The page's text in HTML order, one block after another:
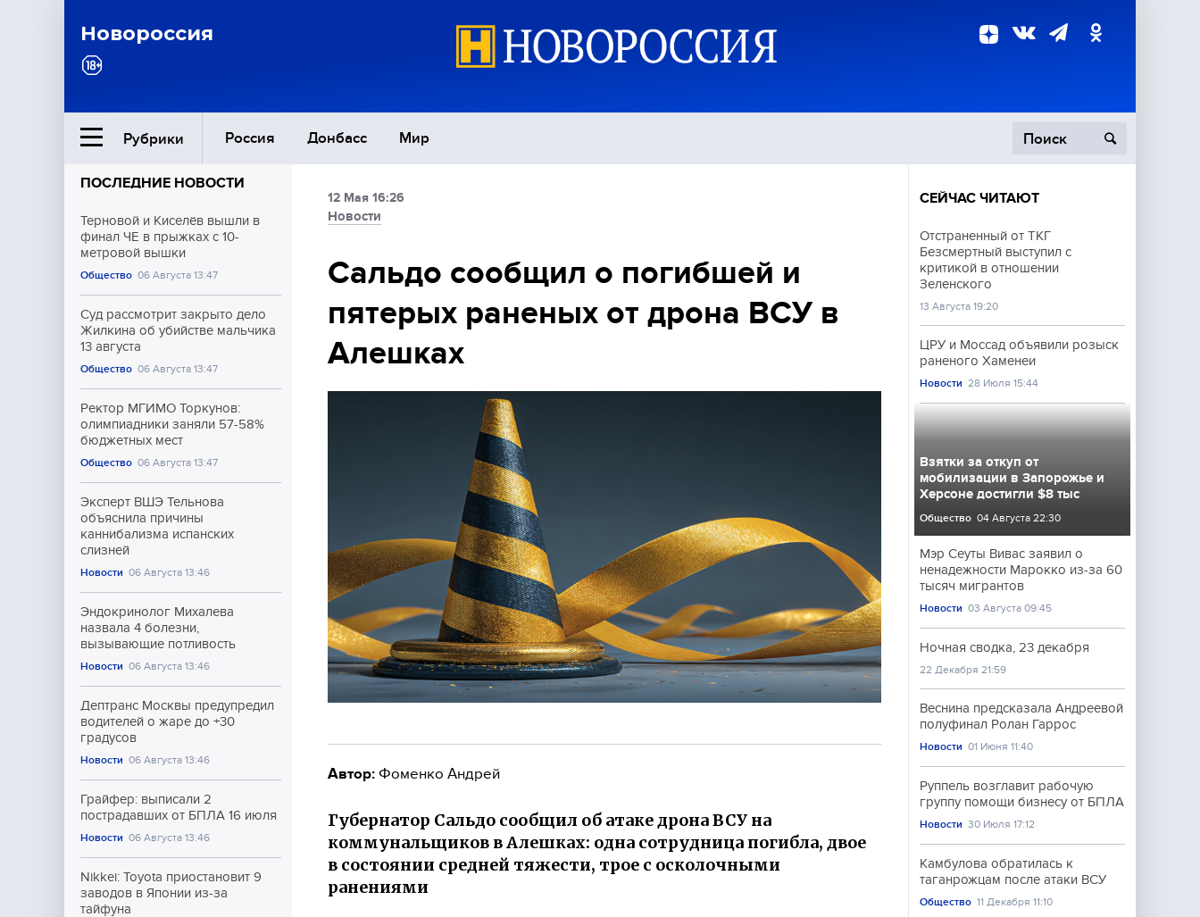
Новороссия
Рубрики Россия Донбасс Мир
Ближний Восток
Общество
Экономика
Происшествия
Культура
Спорт
ПОСЛЕДНИЕ НОВОСТИ
Терновой и Киселёв вышли в
финал ЧЕ в прыжках с 10-
метровой вышки
Общество 06 Августа 13:47
Суд рассмотрит закрыто дело
Жилкина об убийстве мальчика
13 августа
Общество 06 Августа 13:47
Ректор МГИМО Торкунов:
олимпиадники заняли 57-58%
бюджетных мест
Общество 06 Августа 13:47
Эксперт ВШЭ Тельнова
объяснила причины
каннибализма испанских
слизней
Новости 06 Августа 13:46
Эндокринолог Михалева
назвала 4 болезни,
вызывающие потливость
Новости 06 Августа 13:46
Дептранс Москвы предупредил
водителей о жаре до +30
градусов
Новости 06 Августа 13:46
Грайфер: выписали 2
пострадавших от БПЛА 16 июля
Новости 06 Августа 13:46
Nikkei: Toyota приостановит 9
заводов в Японии из-за
тайфуна
12 Мая 16:26
Новости
Сальдо сообщил о погибшей и
пятерых раненых от дрона ВСУ в
Алешках
Автор: Фоменко Андрей
Губернатор Сальдо сообщил об атаке дрона ВСУ на
коммунальщиков в Алешках: одна сотрудница погибла, двое
в состоянии средней тяжести, трое с осколочными
ранениями
СЕЙЧАС ЧИТАЮТ
Отстраненный от ТКГ
Безсмертный выступил с
критикой в отношении
Зеленского
13 Августа 19:20
ЦРУ и Моссад объявили розыск
раненого Хаменеи
Новости 28 Июля 15:44
Взятки за откуп от
мобилизации в Запорожье и
Херсоне достигли $8 тыс
Общество 04 Августа 22:30
Мэр Сеуты Вивас заявил о
ненадежности Марокко из-за 60
тысяч мигрантов
Новости 03 Августа 09:45
Ночная сводка, 23 декабря
22 Декабря 21:59
Веснина предсказала Андреевой
полуфинал Ролан Гаррос
Новости 01 Июня 11:40
Руппель возглавит рабочую
группу помощи бизнесу от БПЛА
Новости 30 Июля 17:12
Камбулова обратилась к
таганрожцам после атаки ВСУ
Общество 11 Декабря 11:10